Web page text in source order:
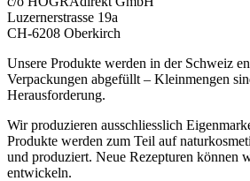
Luzernerstrasse 19a
CH-6208 Oberkirch
Unsere Produkte werden in der Schweiz
Verpackungen abgefüllt – Kleinmengen
Herausforderung.
Wir produzieren ausschliesslich
Produkte werden zum Teil auf
und produziert. Neue Rezepturen können
entwickeln.